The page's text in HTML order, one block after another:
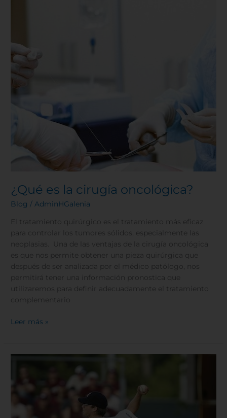
¿Qué es la cirugía oncológica?
Blog /AdminHGalenia
El tratamiento quirúrgico es el tratamiento más eficaz
para controlar los tumores sólidos, especialmente las
neoplasias. Una de las ventajas de la cirugía oncológica
es que nos permite obtener una pieza quirúrgica que
después de ser analizada por el médico patólogo, nos
permitirá tener una información pronostica que
utilizaremos para definir adecuadamente el tratamiento
complementario
Leer más »
una
contractura
en